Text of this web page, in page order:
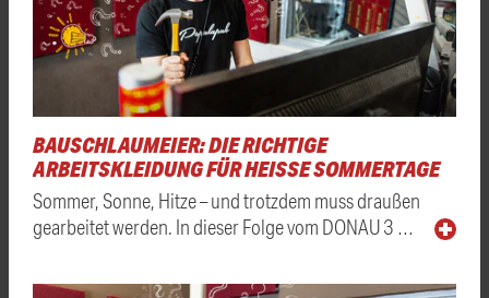
BAUSCHLAUMEIER: DIE RICHTIGE
ARBEITSKLEIDUNG FÜR HEISSE SOMMERTAGE
Sommer, Sonne, Hitze – und trotzdem muss draußen
gearbeitet werden. In dieser Folge vom DONAU 3 …